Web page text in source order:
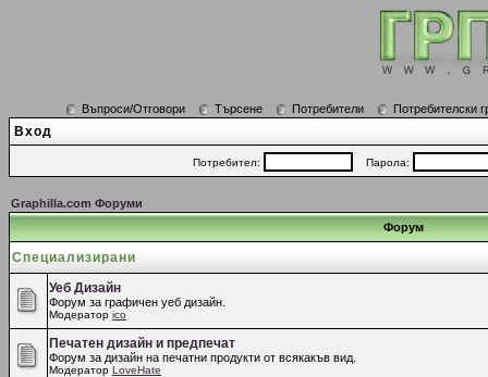
Въпроси/Отговори Търсене Потребители Потребителски
Вход
Потребител: Парола:
Graphilla.com Форуми
Форум
Специализирани
Уеб Дизайн
Форум за графичен уеб дизайн.
Модератор ico
Печатен дизайн и предпечат
Форум за дизайн на печатни продукти от всякакъв вид.
Модератор LoveHate